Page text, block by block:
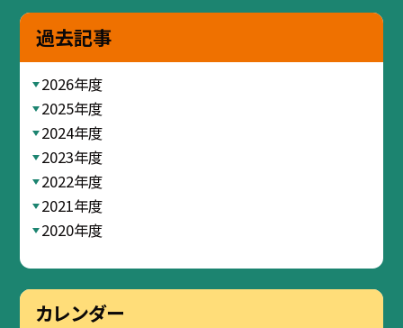
過去記事
2026年度
2025年度
2024年度
2023年度
2022年度
2021年度
2020年度
カレンダー